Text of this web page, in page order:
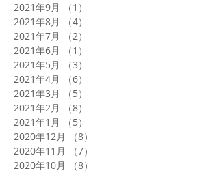
2021年9月
（1）
2021年8月
（4）
2021年7月
（2）
2021年6月
（1）
2021年5月
（3）
2021年4月
（6）
2021年3月
（5）
2021年2月
（8）
2021年1月
（5）
2020年12月
（8）
2020年11月
（7）
2020年10月
（8）